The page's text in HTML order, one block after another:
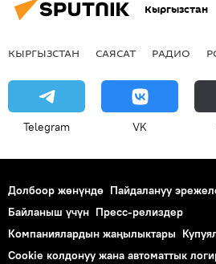
Кыргызстан
КЫРГЫЗСТАН САЯСАТ РАДИО
Telegram VK
Долбоор жөнүндө Пайдалануу
Байланыш үчүн Пресс-релиздер
Компаниялардын жаңылыктары
Cookie колдонуу жана автоматтык